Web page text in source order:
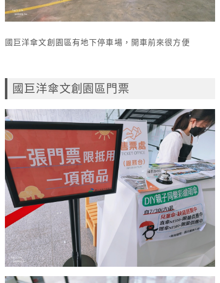
國巨洋傘文創園區有地下停車場，開車前來很方便
國巨洋傘文創園區門票